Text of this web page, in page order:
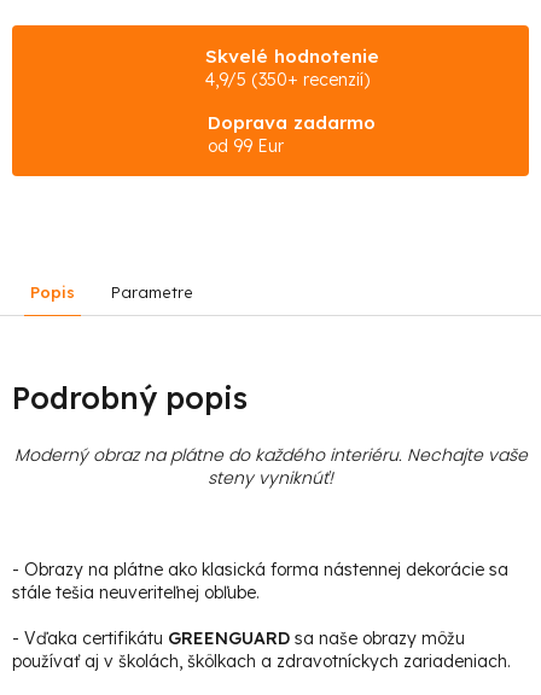
Skvelé hodnotenie
4,9/5 (350+ recenzií)
Doprava zadarmo
od 99 Eur
Popis Parametre
Podrobný popis
Moderný obraz na plátne do každého interiéru. Nechajte vaše
steny vyniknúť!
- Obrazy na plátne ako klasická forma nástennej dekorácie sa
stále tešia neuveriteľnej obľube.
- Vďaka certifikátu GREENGUARD sa naše obrazy môžu
používať aj v školách, škôlkach a zdravotníckych zariadeniach.